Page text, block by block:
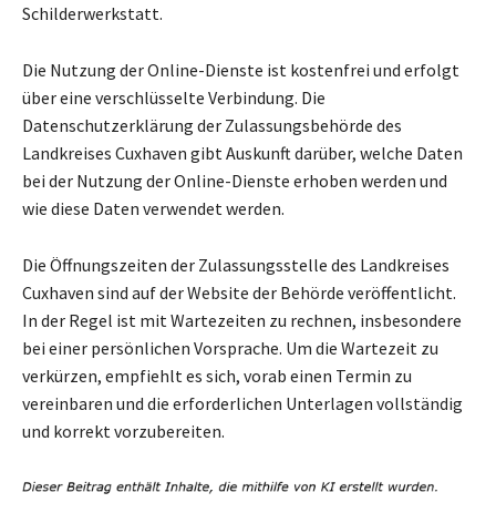
Schilderwerkstatt.
Die Nutzung der Online-Dienste ist kostenfrei und erfolgt
über eine verschlüsselte Verbindung. Die
Datenschutzerklärung der Zulassungsbehörde des
Landkreises Cuxhaven gibt Auskunft darüber, welche Daten
bei der Nutzung der Online-Dienste erhoben werden und
wie diese Daten verwendet werden.
Die Öffnungszeiten der Zulassungsstelle des Landkreises
Cuxhaven sind auf der Website der Behörde veröffentlicht.
In der Regel ist mit Wartezeiten zu rechnen, insbesondere
bei einer persönlichen Vorsprache. Um die Wartezeit zu
verkürzen, empfiehlt es sich, vorab einen Termin zu
vereinbaren und die erforderlichen Unterlagen vollständig
und korrekt vorzubereiten.